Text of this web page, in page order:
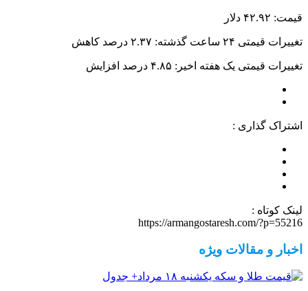
قیمت: ۴۲.۹۲ دلار
تغییرات قیمتی ۲۴ ساعت گذشته: ۲.۳۷ درصد کاهش
تغییرات قیمتی یک هفته اخیر: ۴.۸۵ درصد افزایش
اشتراک گذاری :
لینک کوتاه :
https://armangostaresh.com/?p=55216
اخبار و مقالات ویژه